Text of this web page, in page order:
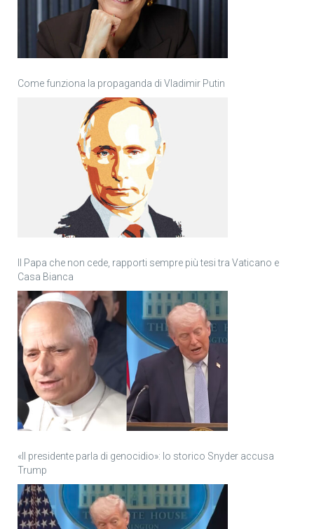
Come funziona la propaganda di Vladimir Putin
Il Papa che non cede, rapporti sempre più tesi tra Vaticano e
Casa Bianca
«Il presidente parla di genocidio»: lo storico Snyder accusa
Trump